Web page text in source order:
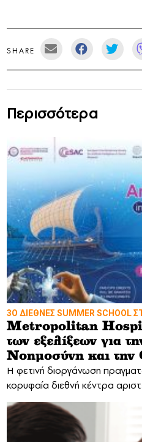
SHARE
Περισσότερα
3Ο ΔΙΕΘΝΕΣ SUMMER SCHOOL
Metropolitan
των εξελίξεων για
Νοημοσύνη και την
Η φετινή διοργάνωση
κορυφαία διεθνή κέντρα